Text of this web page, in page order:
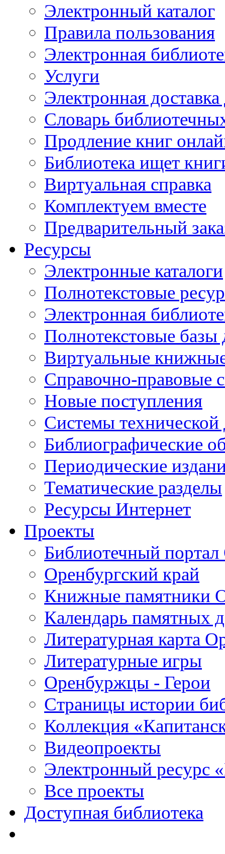
Электронный каталог
Правила пользования
Электронная
Услуги
Электронная
Словарь
Продление книг
Библиотека ищет
Виртуальная справка
Комплектуем вместе
Предварительный
Ресурсы
Электронные каталоги
Полнотекстовые
Электронная
Полнотекстовые
Виртуальные
Справочно-правовые
Новые поступления
Cистемы
Библиографические
Периодические
Тематические разделы
Ресурсы Интернет
Проекты
Библиотечный портал
Оренбургский край
Книжные памятники
Календарь памятных
Литературная карта
Литературные игры
Оренбуржцы - Герои
Страницы истории
Коллекция
Видеопроекты
Электронный ресурс
Все проекты
Доступная библиотека